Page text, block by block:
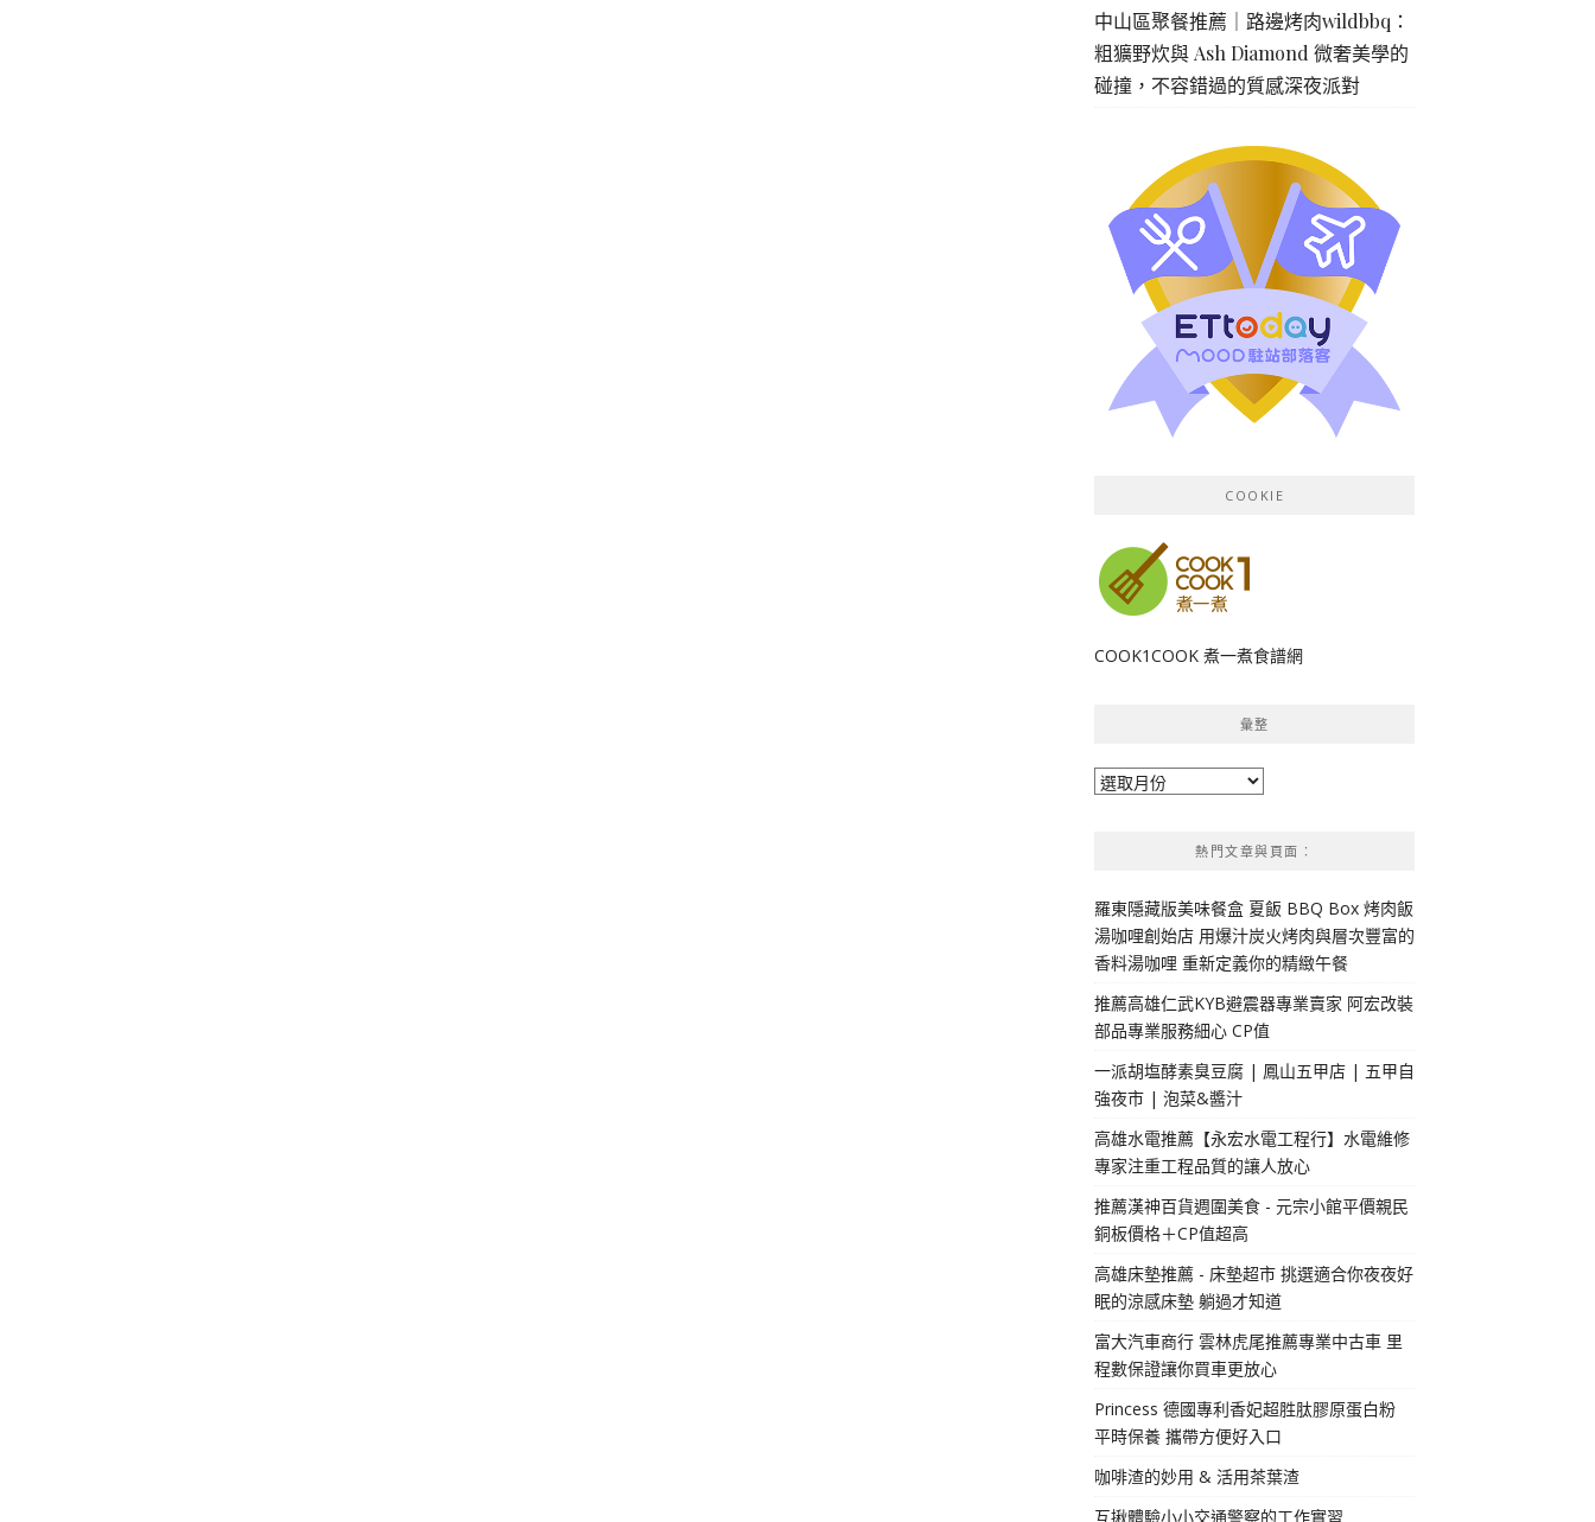
中山區聚餐推薦｜路邊烤肉wildbbq：
粗獷野炊與 Ash Diamond 微奢美學的
碰撞，不容錯過的質感深夜派對
COOKIE
COOK1COOK 煮一煮食譜網
彙整
彙
熱門文章與頁面︰
羅東隱藏版美味餐盒 夏飯 BBQ Box 烤肉飯
湯咖哩創始店 用爆汁炭火烤肉與層次豐富的
香料湯咖哩 重新定義你的精緻午餐
推薦高雄仁武KYB避震器專業賣家 阿宏改裝
部品專業服務細心 CP值
一派胡塩酵素臭豆腐 | 鳳山五甲店 | 五甲自
強夜市 | 泡菜&醬汁
高雄水電推薦【永宏水電工程行】水電維修
專家注重工程品質的讓人放心
推薦漢神百貨週圍美食 - 元宗小館平價親民
銅板價格＋CP值超高
高雄床墊推薦 - 床墊超市 挑選適合你夜夜好
眠的涼感床墊 躺過才知道
富大汽車商行 雲林虎尾推薦專業中古車 里
程數保證讓你買車更放心
Princess 德國專利香妃超胜肽膠原蛋白粉
平時保養 攜帶方便好入口
咖啡渣的妙用 & 活用茶葉渣
互揪體驗小小交通警察的工作實習